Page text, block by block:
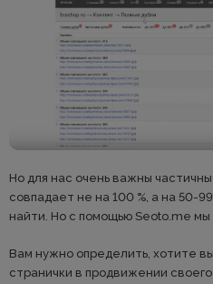
Но для нас очень важны
совпадает не на 100 %, а на 50-
найти. Но с помощью Seoto.me
Вам нужно определить, хотите
странички в продвижении